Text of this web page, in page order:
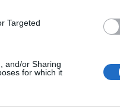
Targeted
and/or Sharing
for which it